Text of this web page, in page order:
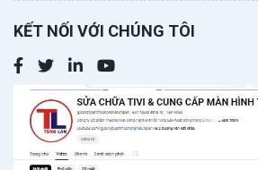
KẾT NỐI VỚI CHÚNG TÔI